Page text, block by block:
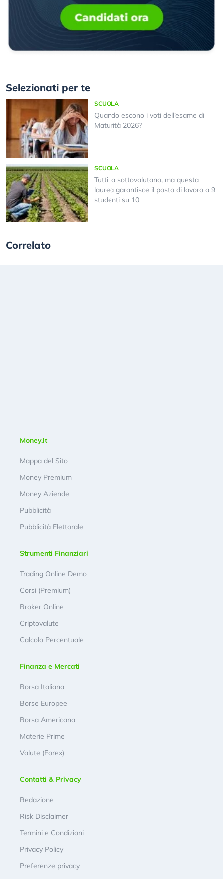
Selezionati per te
SCUOLA
Quando escono i voti dell’esame di
Maturità 2026?
SCUOLA
Tutti la sottovalutano, ma questa
laurea garantisce il posto di lavoro a 9
studenti su 10
Correlato
Money.it
Mappa del Sito
Money Premium
Money Aziende
Pubblicità
Pubblicità Elettorale
Strumenti Finanziari
Trading Online Demo
Corsi (Premium)
Broker Online
Criptovalute
Calcolo Percentuale
Finanza e Mercati
Borsa Italiana
Borse Europee
Borsa Americana
Materie Prime
Valute (Forex)
Contatti & Privacy
Redazione
Risk Disclaimer
Termini e Condizioni
Privacy Policy
Preferenze privacy